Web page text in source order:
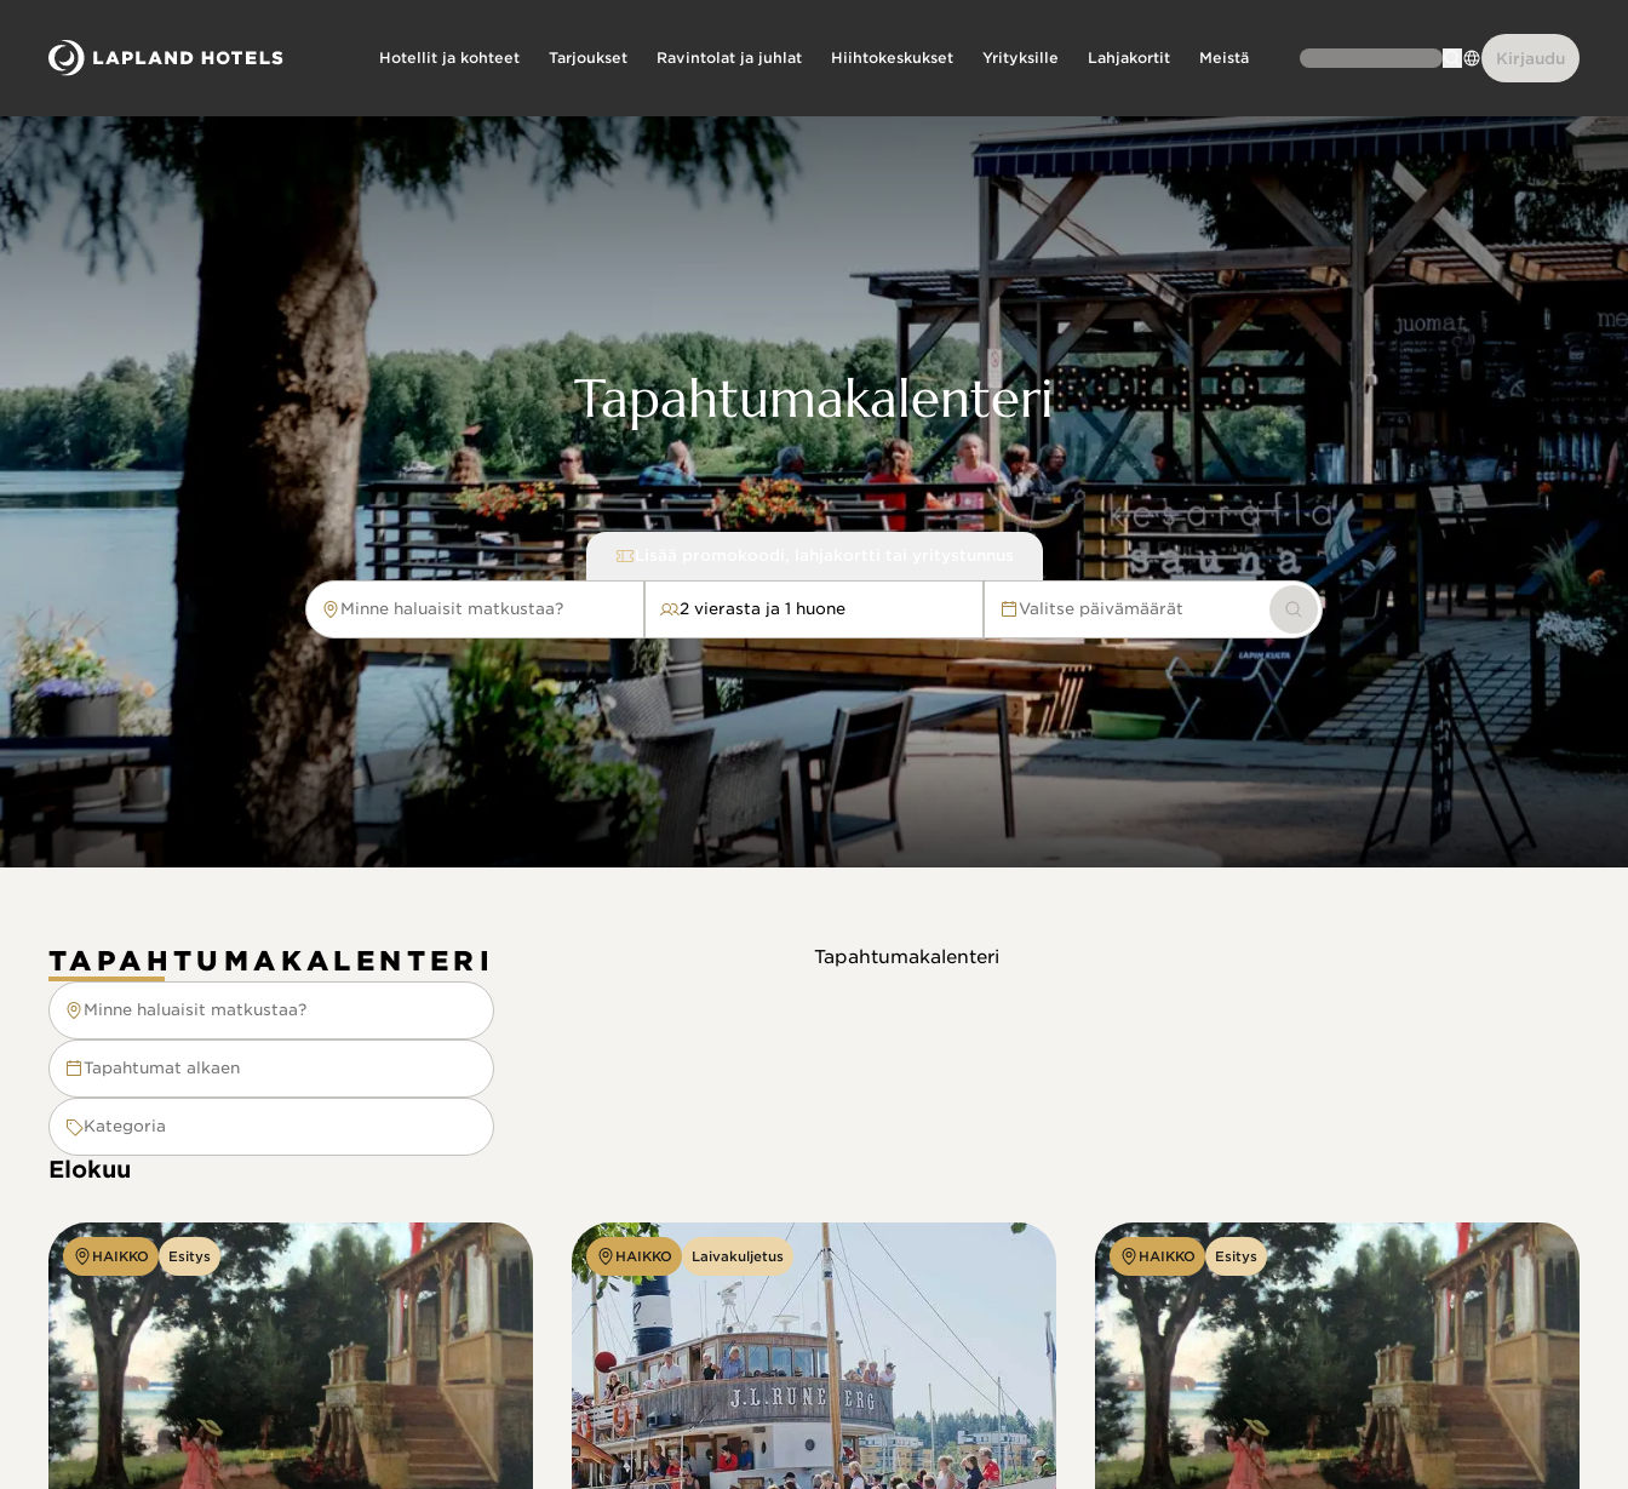
Hotellit ja kohteet Tarjoukset Ravintolat ja juhlat Hiihtokeskukset Yrityksille Lahjakortit Meistä Kirjaudu
Tapahtumakalenteri
Minne haluaisit matkustaa?
Minne haluaisit matkustaa? 2 vierasta ja 1 huone Valitse päivämäärät Hae
TAPAHTUMAKALENTERI
Minne haluaisit matkustaa?
Minne haluaisit matkustaa?
Tapahtumat alkaen
Kategoria
Tapahtumakalenteri
Elokuu
HAIKKO Esitys HAIKKO Laivakuljetus HAIKKO Esitys